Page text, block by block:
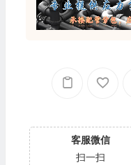
客服微信
扫一扫